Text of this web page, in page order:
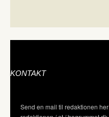
KONTAKT
Send en mail til redaktionen her